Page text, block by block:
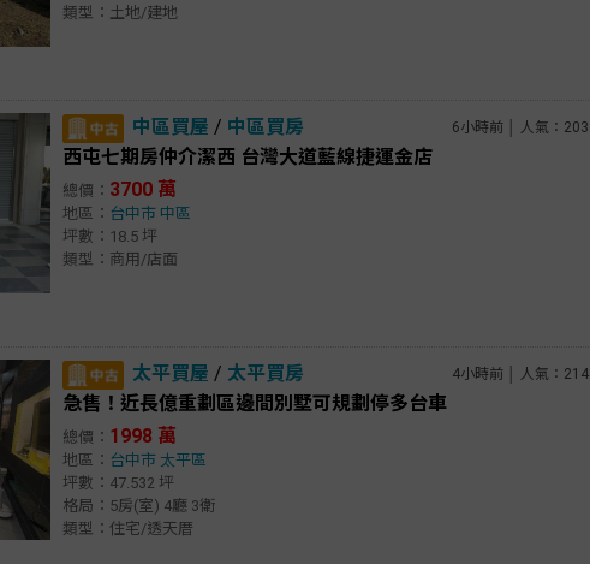
類型：土地/建地
中區買屋 / 中區買房 6小時前 │ 人氣：203
西屯七期房仲介潔西 台灣大道藍線捷運金店
總價： 3700 萬
地區： 台中市 中區
坪數：18.5 坪
類型：商用/店面
太平買屋 / 太平買房 4小時前 │ 人氣：214
急售！近長億重劃區邊間別墅可規劃停多台車
總價： 1998 萬
地區： 台中市 太平區
坪數：47.532 坪
格局：5房(室) 4廳 3衛
類型：住宅/透天厝